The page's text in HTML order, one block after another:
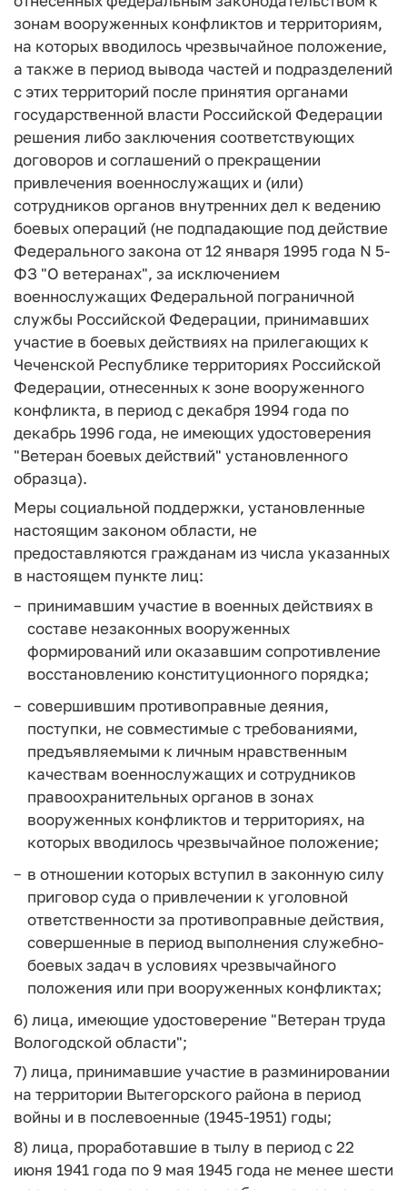
зонам вооруженных конфликтов и территориям,
на которых вводилось чрезвычайное положение,
а также в период вывода частей и подразделений
с этих территорий после принятия органами
государственной власти Российской Федерации
решения либо заключения соответствующих
договоров и соглашений о прекращении
привлечения военнослужащих и (или)
сотрудников органов внутренних дел к ведению
боевых операций (не подпадающие под действие
Федерального закона от 12 января 1995 года N 5-
ФЗ "О ветеранах", за исключением
военнослужащих Федеральной пограничной
службы Российской Федерации, принимавших
участие в боевых действиях на прилегающих к
Чеченской Республике территориях Российской
Федерации, отнесенных к зоне вооруженного
конфликта, в период с декабря 1994 года по
декабрь 1996 года, не имеющих удостоверения
"Ветеран боевых действий" установленного
образца).
Меры социальной поддержки, установленные
настоящим законом области, не
предоставляются гражданам из числа указанных
в настоящем пункте лиц:
принимавшим участие в военных действиях в
составе незаконных вооруженных
формирований или оказавшим сопротивление
восстановлению конституционного порядка;
совершившим противоправные деяния,
поступки, не совместимые с требованиями,
предъявляемыми к личным нравственным
качествам военнослужащих и сотрудников
правоохранительных органов в зонах
вооруженных конфликтов и территориях, на
которых вводилось чрезвычайное положение;
в отношении которых вступил в законную силу
приговор суда о привлечении к уголовной
ответственности за противоправные действия,
совершенные в период выполнения служебно-
боевых задач в условиях чрезвычайного
положения или при вооруженных конфликтах;
6) лица, имеющие удостоверение "Ветеран труда
Вологодской области";
7) лица, принимавшие участие в разминировании
на территории Вытегорского района в период
войны и в послевоенные (1945-1951) годы;
8) лица, проработавшие в тылу в период с 22
июня 1941 года по 9 мая 1945 года не менее шести